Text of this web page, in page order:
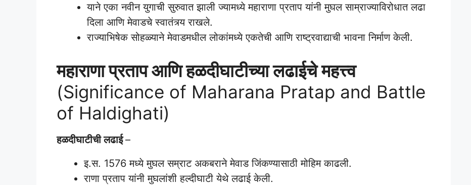
याने एका नवीन युगाची सुरुवात झाली ज्यामध्ये महाराणा प्रताप यांनी मुघल साम्राज्याविरोधात लढा
दिला आणि मेवाडचे स्वातंत्र्य राखले.
राज्याभिषेक सोहळ्याने मेवाडमधील लोकांमध्ये एकतेची आणि राष्ट्रवाद्याची भावना निर्माण केली.
महाराणा प्रताप आणि हळदीघाटीच्या लढाईचे महत्त्व
(Significance of Maharana Pratap and Battle
of Haldighati)
हळदीघाटीची लढाई–
इ.स. 1576 मध्ये मुघल सम्राट अकबराने मेवाड जिंकण्यासाठी मोहिम काढली.
राणा प्रताप यांनी मुघलांशी हल्दीघाटी येथे लढाई केली.